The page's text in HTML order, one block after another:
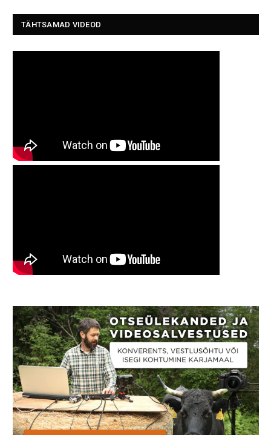
TÄHTSAMAD VIDEOD